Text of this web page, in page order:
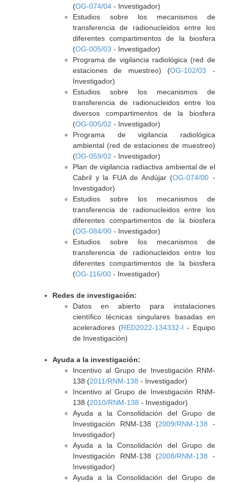
(OG-074/04- Investigador)
Estudios sobre los mecanismos de
transferencia de radionucleidos entre los
diferentes compartimentos de la biosfera
(OG-005/03 - Investigador)
Programa de vigilancia radiológica (red de
estaciones de muestreo) (OG-102/03 -
Investigador)
Estudios sobre los mecanismos de
transferencia de radionucleidos entre los
diversos compartimentos de la biosfera
(OG-005/02 - Investigador)
Programa de vigilancia radiológica
ambiental (red de estaciones de muestreo)
(OG-059/02 - Investigador)
Plan de vigilancia radiactiva ambiental de el
Cabril y la FUA de Andújar (OG-074/00 -
Investigador)
Estudios sobre los mecanismos de
transferencia de radionucleidos entre los
diferentes compartimentos de la biosfera
(OG-084/00- Investigador)
Estudios sobre los mecanismos de
transferencia de radionucleidos entre los
diferentes compartimentos de la biosfera
(OG-116/00- Investigador)
Redes de investigación:
Datos en abierto para instalaciones
científico técnicas singulares basadas en
aceleradores (RED2022-134332-I - Equipo
de Investigación)
Ayuda a la investigación:
Incentivo al Grupo de Investigación RNM-
138 (2011/RNM-138 - Investigador)
Incentivo al Grupo de Investigación RNM-
138 (2010/RNM-138 - Investigador)
Ayuda a la Consolidación del Grupo de
Investigación RNM-138 (2009/RNM-138 -
Investigador)
Ayuda a la Consolidación del Grupo de
Investigación RNM-138 (2008/RNM-138 -
Investigador)
Ayuda a la Consolidación del Grupo de